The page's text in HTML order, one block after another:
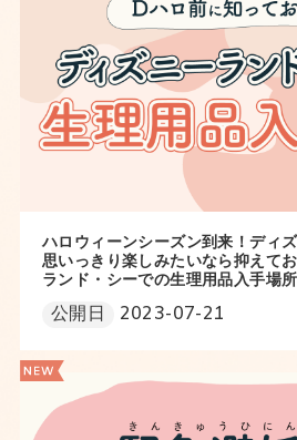
ハロウィーンシーズン到来！ディ
思いっきり楽しみたいなら抑えて
ランド・シーでの生理用品入手場所
公開日 2023-07-21